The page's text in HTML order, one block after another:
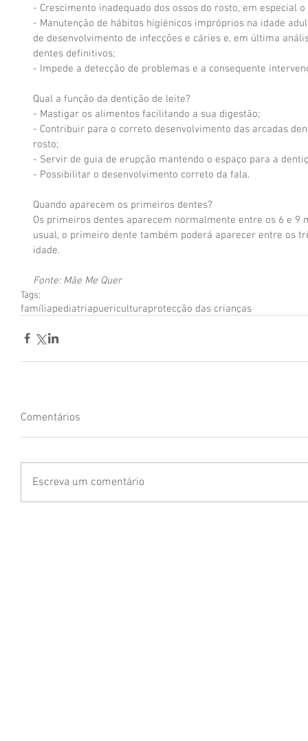
- Crescimento inadequado dos ossos do rosto, em especial
- Manutenção de hábitos higiénicos impróprios na idade
de desenvolvimento de infecções e cáries e, em última
dentes definitivos;
- Impede a detecção de problemas e a consequente
Qual a função da dentição de leite?
- Mastigar os alimentos facilitando a sua digestão;
- Contribuir para o correto desenvolvimento das arcadas
rosto;
- Servir de guia de erupção mantendo o espaço para a
- Possibilitar o desenvolvimento correto da fala.
Quando aparecem os primeiros dentes?
Os primeiros dentes aparecem normalmente entre os 6 e 9
usual, o primeiro dente também poderá aparecer entre os
idade.
Fonte: Mãe Me Quer
Tags:
famíliapediatriapuericulturaprotecção das crianças
Comentários
Escreva um comentário